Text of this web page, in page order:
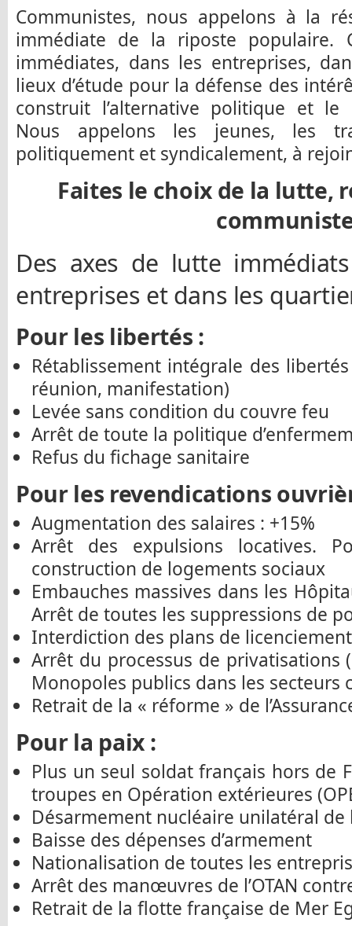
Communistes, nous appelons à la
immédiate de la riposte populaire.
immédiates, dans les entreprises,
lieux d’étude pour la défense des
construit l’alternative politique et le
Nous appelons les jeunes, les
politiquement et syndicalement, à
Faites le choix de la lutte,
Des axes de lutte
entreprises et dans les
Pour les libertés :
Rétablissement intégrale des
réunion, manifestation)
Levée sans condition du couvre feu
Arrêt de toute la politique
Refus du fichage sanitaire
Pour les revendications
Augmentation des salaires : +15%
Arrêt des expulsions locatives.
construction de logements sociaux
Embauches massives dans les
Arrêt de toutes les suppressions de
Interdiction des plans de licenciement
Arrêt du processus de privatisations
Monopoles publics dans les secteurs
Retrait de la « réforme » de
Pour la paix :
Plus un seul soldat français hors de
troupes en Opération extérieures
Désarmement nucléaire unilatéral de
Baisse des dépenses d’armement
Nationalisation de toutes les
Arrêt des manœuvres de l’OTAN
Retrait de la flotte française de Mer